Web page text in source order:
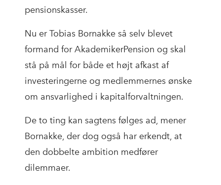
pensionskasser.
Nu er Tobias Bornakke så selv blevet
formand for AkademikerPension og skal
stå på mål for både et højt afkast af
investeringerne og medlemmernes ønske
om ansvarlighed i kapitalforvaltningen.
De to ting kan sagtens følges ad, mener
Bornakke, der dog også har erkendt, at
den dobbelte ambition medfører
dilemmaer.